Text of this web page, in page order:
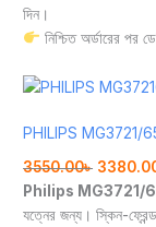
দিন।
নিশ্চিত অর্ডারের পর
PHILIPS MG3721/
3550.00৳
Philips MG3721/
যত্নের জন্য। স্কিন-